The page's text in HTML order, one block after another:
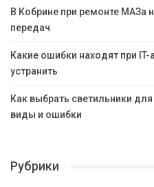
В Кобрине при ремонте МАЗа
передач
Какие ошибки находят при
устранить
Как выбрать светильники
виды и ошибки
Рубрики